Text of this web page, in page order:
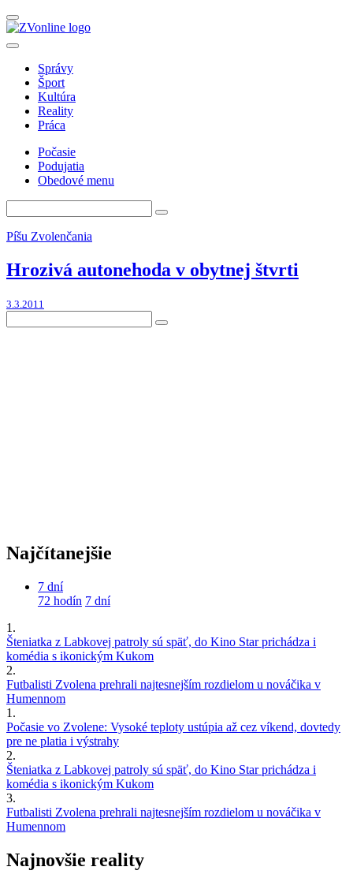
Správy
Šport
Kultúra
Reality
Práca
Počasie
Podujatia
Obedové menu
Píšu Zvolenčania
Hrozivá autonehoda v obytnej štvrti
3.3.2011
Najčítanejšie
7 dní
72 hodín 7 dní
1.
Šteniatka z Labkovej patroly sú späť, do Kino Star prichádza i
komédia s ikonickým Kukom
2.
Futbalisti Zvolena prehrali najtesnejším rozdielom u nováčika v
Humennom
1.
Počasie vo Zvolene: Vysoké teploty ustúpia až cez víkend, dovtedy
pre ne platia i výstrahy
2.
Šteniatka z Labkovej patroly sú späť, do Kino Star prichádza i
komédia s ikonickým Kukom
3.
Futbalisti Zvolena prehrali najtesnejším rozdielom u nováčika v
Humennom
Najnovšie reality